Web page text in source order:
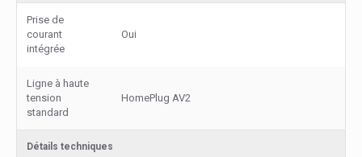
Prise de
courant
intégrée
Oui
Ligne à haute
tension
standard
HomePlug AV2
Détails techniques